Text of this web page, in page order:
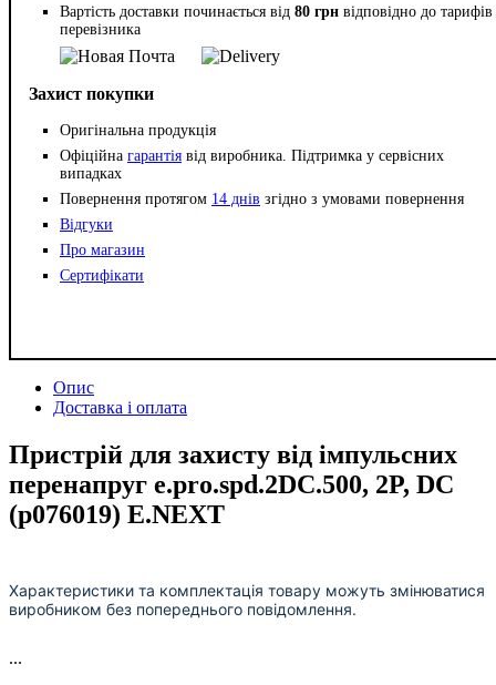
Вартість доставки починається від 80 грн відповідно до тарифів
перевізника
Захист покупки
Оригінальна продукція
Офіційна гарантія від виробника. Підтримка у сервісних
випадках
Повернення протягом 14 днів згідно з умовами повернення
Відгуки
Про магазин
Сертифікати
Опис
Доставка і оплата
Пристрій для захисту від імпульсних
перенапруг e.pro.spd.2DC.500, 2P, DC
(p076019) E.NEXT
Характеристики та комплектація товару можуть змінюватися
виробником без попереднього повідомлення.
...